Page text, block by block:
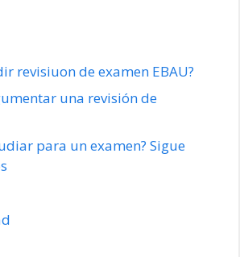
revisiuon de examen EBAU?
una revisión de
para un examen? Sigue